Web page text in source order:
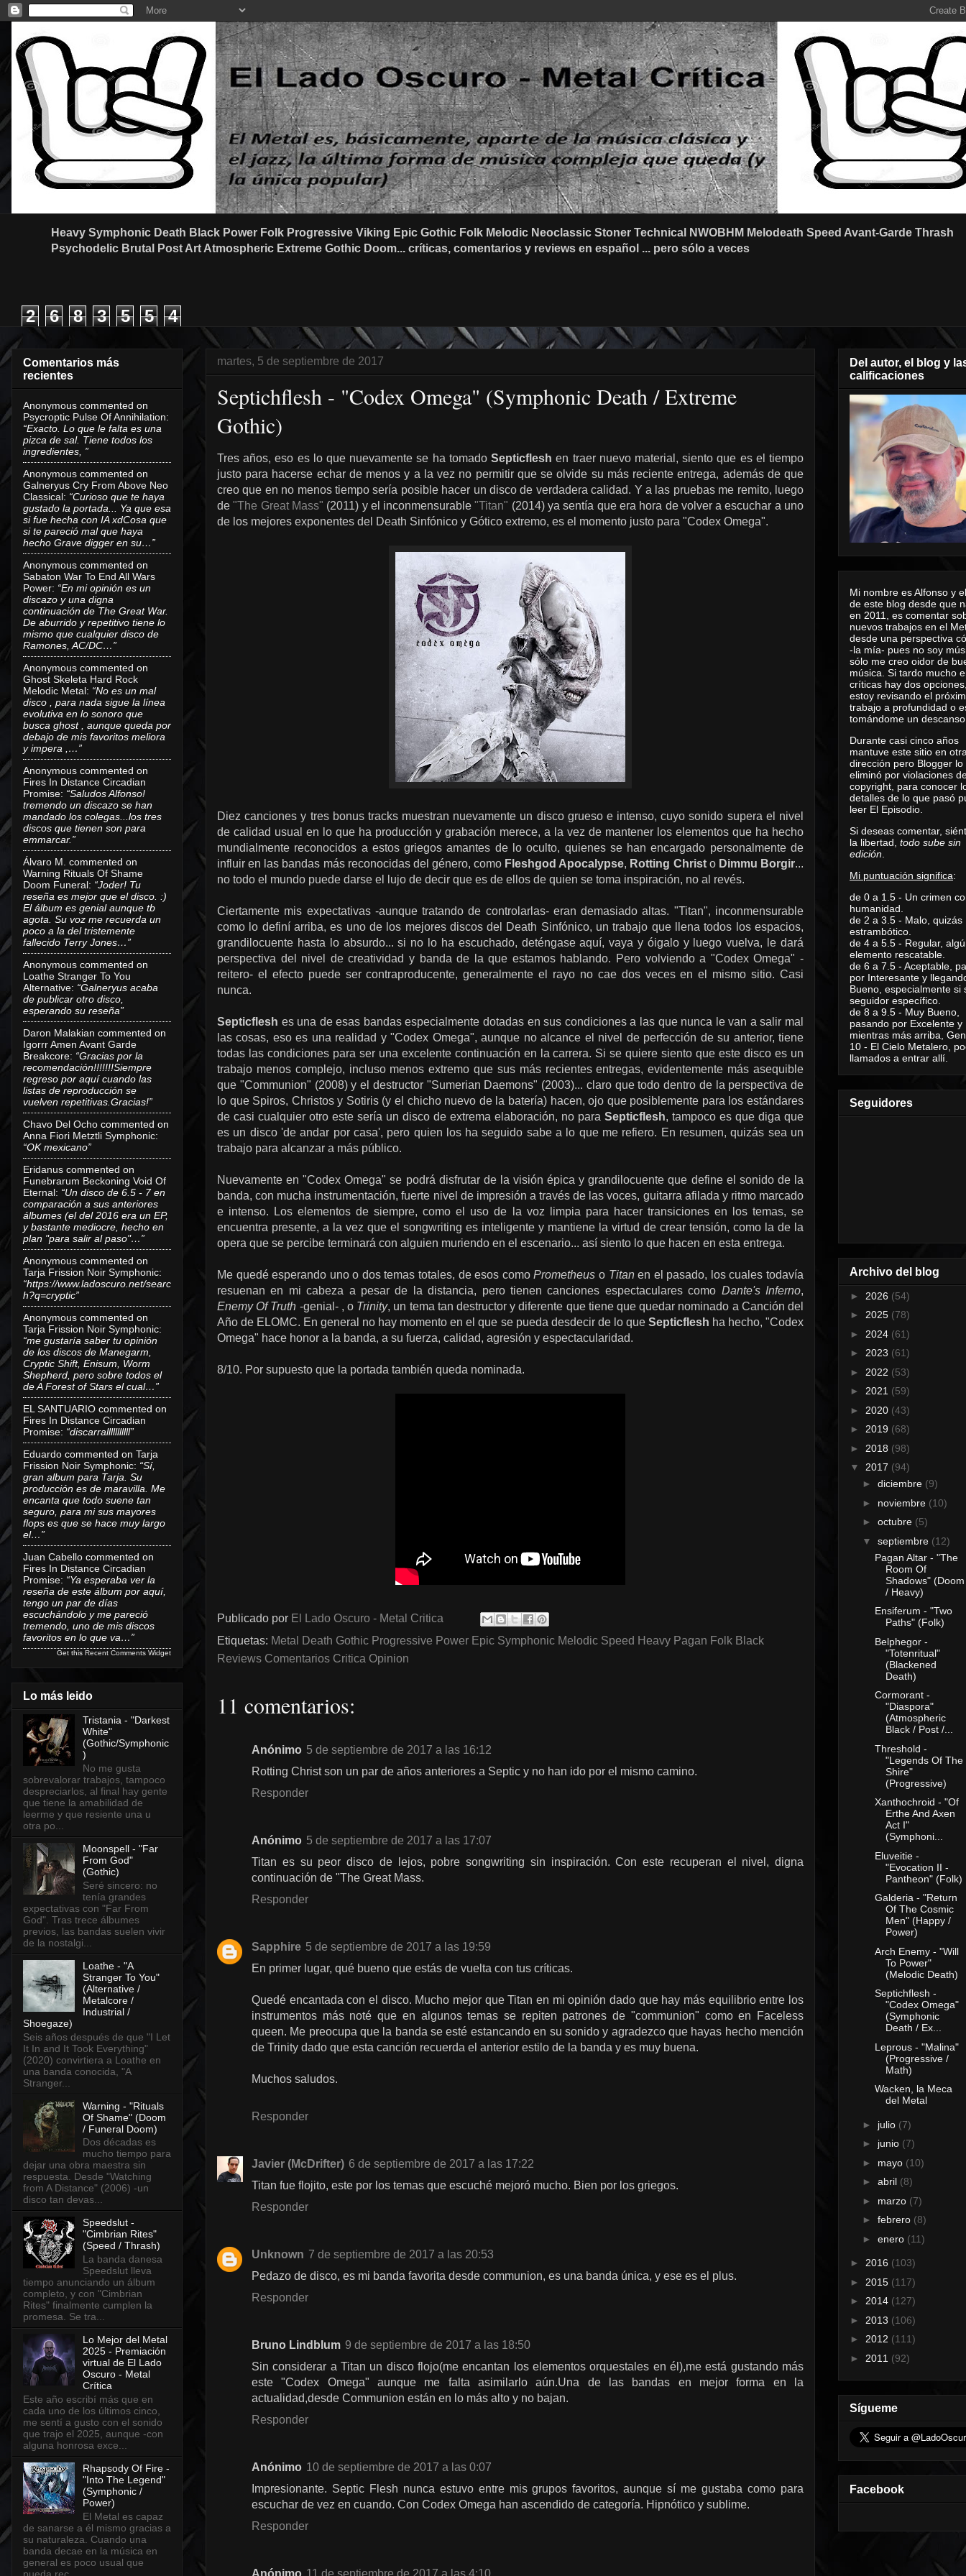
Heavy Symphonic Death Black Power Folk Progressive Viking Epic Gothic Folk Melodic Neoclassic Stoner Technical NWOBHM Melodeath Speed Avant-Garde Thrash
Psychodelic Brutal Post Art Atmospheric Extreme Gothic Doom... críticas, comentarios y reviews en español ... pero sólo a veces
2 6 8 3 5 5 4
martes, 5 de septiembre de 2017
Septichflesh - "Codex Omega" (Symphonic Death / Extreme
Gothic)
Tres años, eso es lo que nuevamente se ha tomadoSepticflesh en traer nuevo material, siento que es el tiempo
justo para hacerse echar de menos y a la vez no permitir que se olvide su más reciente entrega, además de que
creo que en no menos tiempo sería posible hacer un disco de verdadera calidad. Y a las pruebas me remito, luego
de"The Great Mass" (2011) y el inconmensurable"Titan" (2014) ya sentía que era hora de volver a escuchar a uno
de los mejores exponentes del Death Sinfónico y Gótico extremo, es el momento justo para "Codex Omega".
Diez canciones y tres bonus tracks muestran nuevamente un disco grueso e intenso, cuyo sonido supera el nivel
de calidad usual en lo que ha producción y grabación merece, a la vez de mantener los elementos que ha hecho
mundialmente reconocidos a estos griegos amantes de lo oculto, quienes se han encargado personalmente de
influir en las bandas más reconocidas del género, como Fleshgod Apocalypse, Rotting Christ o Dimmu Borgir...
no todo el mundo puede darse el lujo de decir que es de ellos de quien se toma inspiración, no al revés.
Ciertamente mis expectativas -aunque tratando de controlarlas- eran demasiado altas. "Titan", inconmensurable
como lo definí arriba, es uno de los mejores discos del Death Sinfónico, un trabajo que llena todos los espacios,
grandilocuente hasta lo absurdo... si no lo ha escuchado, deténgase aquí, vaya y óigalo y luego vuelva, le dará
perspectiva del nivel de creatividad y banda de la que estamos hablando. Pero volviendo a "Codex Omega" -
reitero- el efecto puede ser contraproducente, generalmente el rayo no cae dos veces en el mismo sitio. Casi
nunca.
Septicflesh es una de esas bandas especialmente dotadas en sus condiciones a las que nunca le van a salir mal
las cosas, eso es una realidad y "Codex Omega", aunque no alcance el nivel de perfección de su anterior, tiene
todas las condiciones para ser una excelente continuación en la carrera. Si se quiere siento que este disco es un
trabajo menos complejo, incluso menos extremo que sus más recientes entregas, evidentemente más asequible
que "Communion" (2008) y el destructor "Sumerian Daemons" (2003)... claro que todo dentro de la perspectiva de
lo que Spiros, Christos y Sotiris (y el chicho nuevo de la batería) hacen, ojo que posiblemente para los estándares
de casi cualquier otro este sería un disco de extrema elaboración, no para Septicflesh, tampoco es que diga que
es un disco 'de andar por casa', pero quien los ha seguido sabe a lo que me refiero. En resumen, quizás sea un
trabajo para alcanzar a más público.
Nuevamente en "Codex Omega" se podrá disfrutar de la visión épica y grandilocuente que define el sonido de la
banda, con mucha instrumentación, fuerte nivel de impresión a través de las voces, guitarra afilada y ritmo marcado
e intenso. Los elementos de siempre, como el uso de la voz limpia para hacer transiciones en los temas, se
encuentra presente, a la vez que el songwriting es inteligente y mantiene la virtud de crear tensión, como la de la
opera que se percibe terminará con alguien muriendo en el escenario... así siento lo que hacen en esta entrega.
Me quedé esperando uno o dos temas totales, de esos comoPrometheus o Titanen el pasado, los cuales todavía
resuenan en mi cabeza a pesar de la distancia, pero tienen canciones espectaculares como Dante's Inferno,
Enemy Of Truth -genial- , o Trinity, un tema tan destructor y diferente que tiene que quedar nominado a Canción del
Año de ELOMC. En general no hay momento en el que se pueda desdecir de lo que Septicflesh ha hecho, "Codex
Omega" hace honor a la banda, a su fuerza, calidad, agresión y espectacularidad.
8/10. Por supuesto que la portada también queda nominada.
Publicado por El Lado Oscuro - Metal Critica
Etiquetas: Metal Death Gothic Progressive Power Epic Symphonic Melodic Speed Heavy Pagan Folk Black
Reviews Comentarios Critica Opinion
11 comentarios:
Anónimo 5 de septiembre de 2017 a las 16:12
Rotting Christ son un par de años anteriores a Septic y no han ido por el mismo camino.
Responder
Anónimo 5 de septiembre de 2017 a las 17:07
Titan es su peor disco de lejos, pobre songwriting sin inspiración. Con este recuperan el nivel, digna
continuación de "The Great Mass.
Responder
Sapphire 5 de septiembre de 2017 a las 19:59
En primer lugar, qué bueno que estás de vuelta con tus críticas.
Quedé encantada con el disco. Mucho mejor que Titan en mi opinión dado que hay más equilibrio entre los
instrumentos más noté que en algunos temas se repiten patrones de "communion" como en Faceless
queen. Me preocupa que la banda se esté estancando en su sonido y agradezco que hayas hecho mención
de Trinity dado que esta canción recuerda el anterior estilo de la banda y es muy buena.
Muchos saludos.
Responder
Javier (McDrifter) 6 de septiembre de 2017 a las 17:22
Titan fue flojito, este por los temas que escuché mejoró mucho. Bien por los griegos.
Responder
Unknown 7 de septiembre de 2017 a las 20:53
Pedazo de disco, es mi banda favorita desde communion, es una banda única, y ese es el plus.
Responder
Bruno Lindblum 9 de septiembre de 2017 a las 18:50
Sin considerar a Titan un disco flojo(me encantan los elementos orquestales en él),me está gustando más
este "Codex Omega" aunque me falta asimilarlo aún.Una de las bandas en mejor forma en la
actualidad,desde Communion están en lo más alto y no bajan.
Responder
Anónimo 10 de septiembre de 2017 a las 0:07
Impresionante. Septic Flesh nunca estuvo entre mis grupos favoritos, aunque sí me gustaba como para
escuchar de vez en cuando. Con Codex Omega han ascendido de categoría. Hipnótico y sublime.
Responder
Anónimo 11 de septiembre de 2017 a las 4:10
Comentarios más
recientes
Anonymous commented on
Psycroptic Pulse Of Annihilation:
“Exacto. Lo que le falta es una
pizca de sal. Tiene todos los
ingredientes, ”
Anonymous commented on
Galneryus Cry From Above Neo
Classical: “Curioso que te haya
gustado la portada... Ya que esa
si fue hecha con IA xdCosa que
si te pareció mal que haya
hecho Grave digger en su…”
Anonymous commented on
Sabaton War To End All Wars
Power: “En mi opinión es un
discazo y una digna
continuación de The Great War.
De aburrido y repetitivo tiene lo
mismo que cualquier disco de
Ramones, AC/DC…”
Anonymous commented on
Ghost Skeleta Hard Rock
Melodic Metal: “No es un mal
disco , para nada sigue la línea
evolutiva en lo sonoro que
busca ghost , aunque queda por
debajo de mis favoritos meliora
y impera ,…”
Anonymous commented on
Fires In Distance Circadian
Promise: “Saludos Alfonso!
tremendo un discazo se han
mandado los colegas...los tres
discos que tienen son para
emmarcar.”
Álvaro M. commented on
Warning Rituals Of Shame
Doom Funeral: “Joder! Tu
reseña es mejor que el disco. :)
El álbum es genial aunque tb
agota. Su voz me recuerda un
poco a la del tristemente
fallecido Terry Jones…”
Anonymous commented on
Loathe Stranger To You
Alternative: “Galneryus acaba
de publicar otro disco,
esperando su reseña”
Daron Malakian commented on
Igorrr Amen Avant Garde
Breakcore: “Gracias por la
recomendación!!!!!!!Siempre
regreso por aquí cuando las
listas de reproducción se
vuelven repetitivas.Gracias!”
Chavo Del Ocho commented on
Anna Fiori Metztli Symphonic:
“OK mexicano”
Eridanus commented on
Funebrarum Beckoning Void Of
Eternal: “Un disco de 6.5 - 7 en
comparación a sus anteriores
álbumes (el del 2016 era un EP,
y bastante mediocre, hecho en
plan "para salir al paso"…”
Anonymous commented on
Tarja Frission Noir Symphonic:
“https://www.ladoscuro.net/searc
h?q=cryptic”
Anonymous commented on
Tarja Frission Noir Symphonic:
“me gustaría saber tu opinión
de los discos de Manegarm,
Cryptic Shift, Enisum, Worm
Shepherd, pero sobre todos el
de A Forest of Stars el cual…”
EL SANTUARIO commented on
Fires In Distance Circadian
Promise: “discarralllllllllll”
Eduardo commented on Tarja
Frission Noir Symphonic: “Sí,
gran album para Tarja. Su
producción es de maravilla. Me
encanta que todo suene tan
seguro, para mi sus mayores
flops es que se hace muy largo
el…”
Juan Cabello commented on
Fires In Distance Circadian
Promise: “Ya esperaba ver la
reseña de este álbum por aquí,
tengo un par de días
escuchándolo y me pareció
tremendo, uno de mis discos
favoritos en lo que va…”
Get this Recent Comments Widget
Lo más leido
Tristania - "Darkest
White"
(Gothic/Symphonic
)
No me gusta
sobrevalorar trabajos, tampoco
despreciarlos, al final hay gente
que tiene la amabilidad de
leerme y que resiente una u
otra po...
Moonspell - "Far
From God"
(Gothic)
Seré sincero: no
tenía grandes
expectativas con "Far From
God". Tras trece álbumes
previos, las bandas suelen vivir
de la nostalgi...
Loathe - "A
Stranger To You"
(Alternative /
Metalcore /
Industrial /
Shoegaze)
Seis años después de que "I Let
It In and It Took Everything"
(2020) convirtiera a Loathe en
una banda conocida, "A
Stranger...
Warning - "Rituals
Of Shame" (Doom
/ Funeral Doom)
Dos décadas es
mucho tiempo para
dejar una obra maestra sin
respuesta. Desde "Watching
from A Distance" (2006) -un
disco tan devas...
Speedslut -
"Cimbrian Rites"
(Speed / Thrash)
La banda danesa
Speedslut lleva
tiempo anunciando un álbum
completo, y con "Cimbrian
Rites" finalmente cumplen la
promesa. Se tra...
Lo Mejor del Metal
2025 - Premiación
virtual de El Lado
Oscuro - Metal
Crítica
Este año escribí más que en
cada uno de los últimos cinco,
me sentí a gusto con el sonido
que trajo el 2025, aunque -con
alguna honrosa exce...
Rhapsody Of Fire -
"Into The Legend"
(Symphonic /
Power)
El Metal es capaz
de sanarse a él mismo gracias a
su naturaleza. Cuando una
banda decae en la música en
general es poco usual que
pueda rec...
Del autor, el blog y
calificaciones
Mi nombre es Alfonso y
de este blog desde que
en 2011, es comentar
nuevos trabajos en el
desde una perspectiva
-la mía- pues no soy
sólo me creo oidor de
música. Si tardo mucho
críticas hay dos
estoy revisando el
trabajo a profundidad o
tomándome un
Durante casi cinco años
mantuve este sitio en
dirección pero Blogger lo
eliminó por violaciones
copyright, para conocer
detalles de lo que pasó
leer El Episodio
Si deseas comentar,
la libertad, todo sube sin
edición
Mi puntuación significa:
de 0 a 1.5 - Un crimen
humanidad.
de 2 a 3.5 - Malo, quizás
estrambótico.
de 4 a 5.5 - Regular,
elemento rescatable.
de 6 a 7.5 - Aceptable,
por Interesante y
Bueno, especialmente si
seguidor específico.
de 8 a 9.5 - Muy Bueno,
pasando por Excelente y
mientras más arriba,
10 - El Cielo Metalero,
llamados a entrar allí.
Seguidores
Archivo del blog
► 2026 (54)
► 2025 (78)
► 2024 (61)
► 2023 (61)
► 2022 (53)
► 2021 (59)
► 2020 (43)
► 2019 (68)
► 2018 (98)
▼ 2017 (94)
► diciembre (9)
► noviembre (10)
► octubre (5)
▼ septiembre (12)
Pagan Altar - "The
Room Of
Shadows" (Doom
/ Heavy)
Ensiferum - "Two
Paths" (Folk)
Belphegor -
"Totenritual"
(Blackened
Death)
Cormorant -
"Diaspora"
(Atmospheric
Black / Post /...
Threshold -
"Legends Of The
Shire"
(Progressive)
Xanthochroid - "Of
Erthe And Axen
Act I"
(Symphoni...
Eluveitie -
"Evocation II -
Pantheon" (Folk)
Galderia - "Return
Of The Cosmic
Men" (Happy /
Power)
Arch Enemy - "Will
To Power"
(Melodic Death)
Septichflesh -
"Codex Omega"
(Symphonic
Death / Ex...
Leprous - "Malina"
(Progressive /
Math)
Wacken, la Meca
del Metal
► julio (7)
► junio (7)
► mayo (10)
► abril (8)
► marzo (7)
► febrero (8)
► enero (11)
► 2016 (103)
► 2015 (117)
► 2014 (127)
► 2013 (106)
► 2012 (111)
► 2011 (92)
Sígueme
Facebook